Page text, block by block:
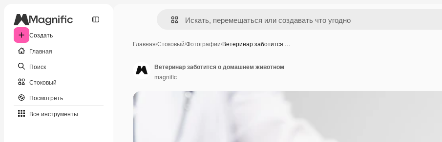
Создать
Главная
Поиск
Стоковый
Посмотреть
Все инструменты
Главная/Стоковый/Фотографии/Ветеринар заботится …
Ветеринар заботится о домашнем животном
magnific